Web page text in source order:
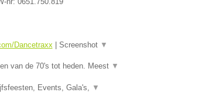
Dancetraxx Screenshot ▼
van de 70's tot heden. Meest ▼
Events, Gala's, ▼